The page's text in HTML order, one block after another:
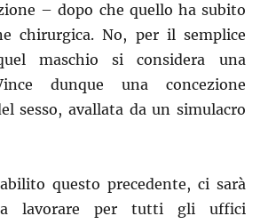
– dopo che quello ha subito
chirurgica. No, per il semplice
maschio si considera una
dunque una concezione
sesso, avallata da un simulacro
questo precedente, ci sarà
lavorare per tutti gli uffici